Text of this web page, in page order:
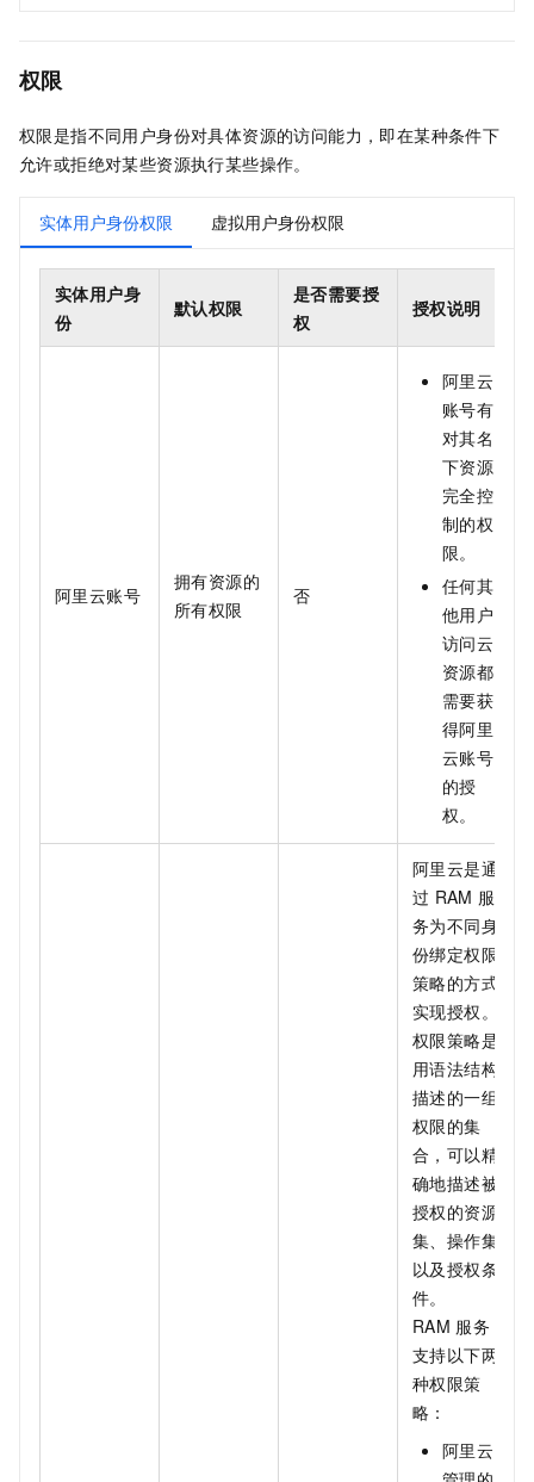
权限
权限是指不同用户身份对具体资源的访问能力，即在某种条件下
允许或拒绝对某些资源执行某些操作。
实体用户身份权限 虚拟用户身份权限
实体用户身
份
默认权限
是否需要授
权
授权说明
阿里云账号
拥有资源的
所有权限
否
阿里云
账号有
对其名
下资源
完全控
制的权
限。
任何其
他用户
访问云
资源都
需要获
得阿里
云账号
的授
权。
阿里云是通
过 RAM 服
务为不同身
份绑定权限
策略的方式
实现授权。
权限策略是
用语法结构
描述的一组
权限的集
合，可以精
确地描述被
授权的资源
集、操作集
以及授权条
件。
RAM 服务
支持以下两
种权限策
略：
阿里云